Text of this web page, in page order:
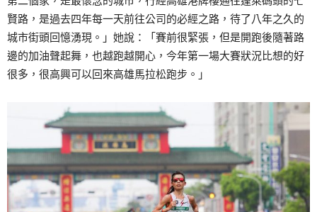
賢路，是過去四年每一天前往公司的必經之路，待了八年之久的
城市街頭回憶湧現。」她說：「賽前很緊張，但是開跑後隨著路
邊的加油聲起舞，也越跑越開心，今年第一場大賽狀況比想的好
很多，很高興可以回來高雄馬拉松跑步。」